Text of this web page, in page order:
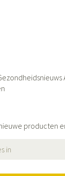
producten